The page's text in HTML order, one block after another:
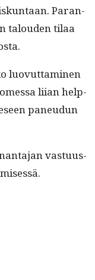
Paran­
talouden tilaa
luovut­ta­mi­nen
liian help­
paneudun
vas­tu­us­